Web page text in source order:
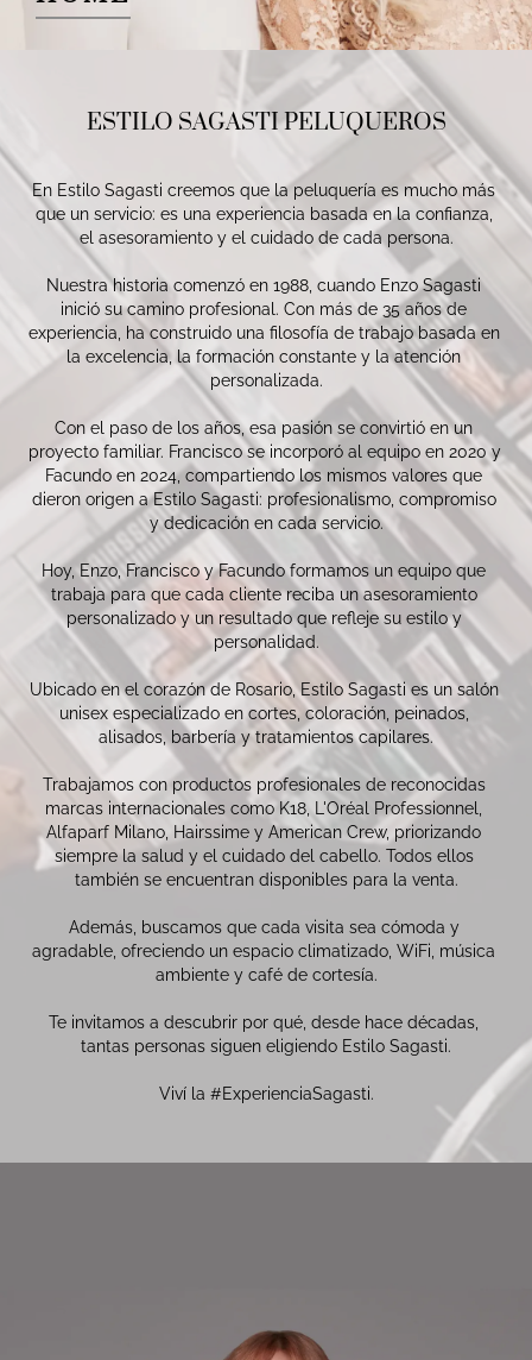
ESTILO SAGASTI PELUQUEROS
En Estilo Sagasti creemos que la peluquería es mucho más
que un servicio: es una experiencia basada en la confianza,
el asesoramiento y el cuidado de cada persona.
Nuestra historia comenzó en 1988, cuando Enzo Sagasti
inició su camino profesional. Con más de 35 años de
experiencia, ha construido una filosofía de trabajo basada en
la excelencia, la formación constante y la atención
personalizada.
Con el paso de los años, esa pasión se convirtió en un
proyecto familiar. Francisco se incorporó al equipo en 2020 y
Facundo en 2024, compartiendo los mismos valores que
dieron origen a Estilo Sagasti: profesionalismo, compromiso
y dedicación en cada servicio.
Hoy, Enzo, Francisco y Facundo formamos un equipo que
trabaja para que cada cliente reciba un asesoramiento
personalizado y un resultado que refleje su estilo y
personalidad.
Ubicado en el corazón de Rosario, Estilo Sagasti es un salón
unisex especializado en cortes, coloración, peinados,
alisados, barbería y tratamientos capilares.
Trabajamos con productos profesionales de reconocidas
marcas internacionales como K18, L'Oréal Professionnel,
Alfaparf Milano, Hairssime y American Crew, priorizando
siempre la salud y el cuidado del cabello. Todos ellos
también se encuentran disponibles para la venta.
Además, buscamos que cada visita sea cómoda y
agradable, ofreciendo un espacio climatizado, WiFi, música
ambiente y café de cortesía.
Te invitamos a descubrir por qué, desde hace décadas,
tantas personas siguen eligiendo Estilo Sagasti.
Viví la #ExperienciaSagasti.